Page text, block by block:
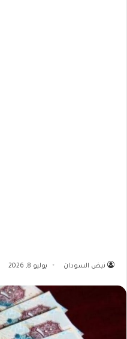
نبض السودان يوليو 8, 2026